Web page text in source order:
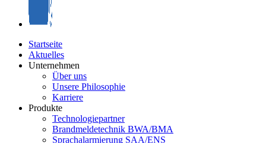
Startseite
Aktuelles
Unternehmen
Über uns
Unsere Philosophie
Karriere
Produkte
Technologiepartner
Brandmeldetechnik BWA/BMA
Sprachalarmierung SAA/ENS